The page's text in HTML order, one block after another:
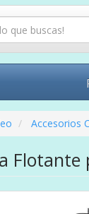
Accesorios
Flotante